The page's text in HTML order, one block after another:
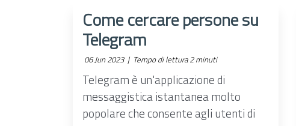
Come cercare persone su
Telegram
06 Jun 2023 | Tempo di lettura 2 minuti
Telegram è un'applicazione di
messaggistica istantanea molto
popolare che consente agli utenti di